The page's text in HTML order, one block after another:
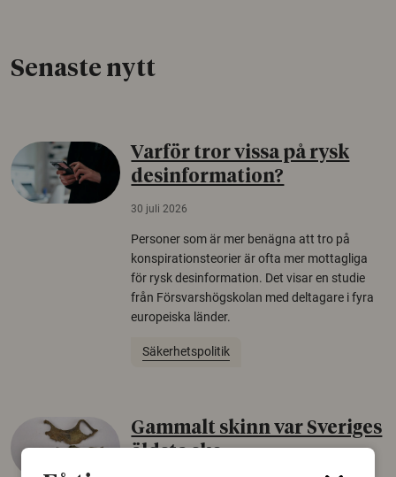
Senaste nytt
Varför tror vissa på rysk
desinformation?
30 juli 2026
Personer som är mer benägna att tro på
konspirationsteorier är ofta mer mottagliga
för rysk desinformation. Det visar en studie
från Försvarshögskolan med deltagare i fyra
europeiska länder.
Säkerhetspolitik
Gammalt skinn var Sveriges
äldsta sko